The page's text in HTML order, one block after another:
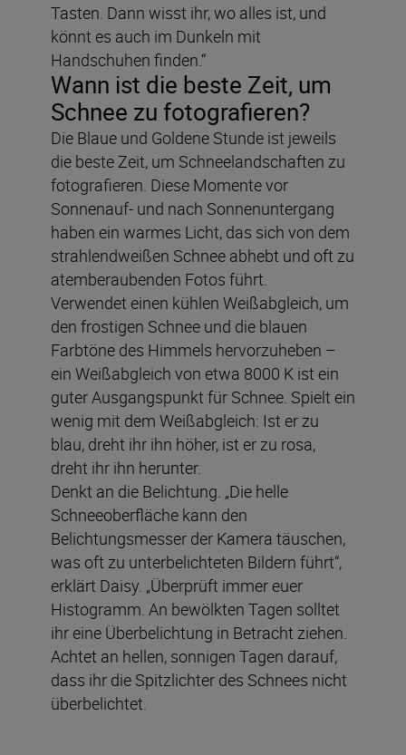
Tasten. Dann wisst ihr, wo alles ist, und
könnt es auch im Dunkeln mit
Handschuhen finden.“
Wann ist die beste Zeit, um
Schnee zu fotografieren?
Die Blaue und Goldene Stunde ist jeweils
die beste Zeit, um Schneelandschaften zu
fotografieren. Diese Momente vor
Sonnenauf- und nach Sonnenuntergang
haben ein warmes Licht, das sich von dem
strahlendweißen Schnee abhebt und oft zu
atemberaubenden Fotos führt.
Verwendet einen kühlen Weißabgleich, um
den frostigen Schnee und die blauen
Farbtöne des Himmels hervorzuheben –
ein Weißabgleich von etwa 8000 K ist ein
guter Ausgangspunkt für Schnee. Spielt ein
wenig mit dem Weißabgleich: Ist er zu
blau, dreht ihr ihn höher, ist er zu rosa,
dreht ihr ihn herunter.
Denkt an die Belichtung. „Die helle
Schneeoberfläche kann den
Belichtungsmesser der Kamera täuschen,
was oft zu unterbelichteten Bildern führt“,
erklärt Daisy. „Überprüft immer euer
Histogramm. An bewölkten Tagen solltet
ihr eine Überbelichtung in Betracht ziehen.
Achtet an hellen, sonnigen Tagen darauf,
dass ihr die Spitzlichter des Schnees nicht
überbelichtet.